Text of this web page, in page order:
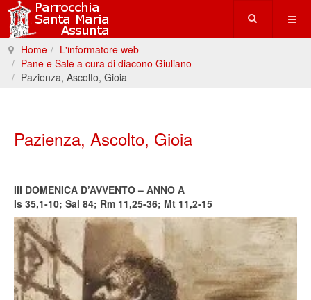
Home
L'informatore web
Pane e Sale a cura di diacono Giuliano
Pazienza, Ascolto, Gioia
Pazienza, Ascolto, Gioia
III DOMENICA D’AVVENTO – ANNO A
Is 35,1-10; Sal 84; Rm 11,25-36; Mt 11,2-15